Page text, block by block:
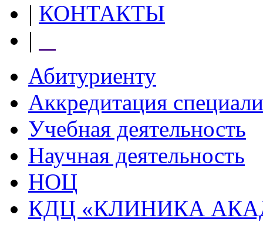
| КОНТАКТЫ
|
Абитуриенту
Аккредитация
Учебная деятельность
Научная деятельность
НОЦ
КДЦ «КЛИНИКА